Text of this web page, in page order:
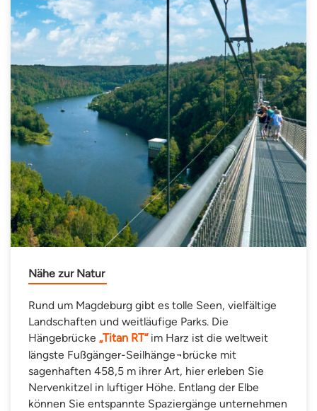
Nähe zur Natur
Rund um Magdeburg gibt es tolle Seen, vielfältige
Landschaften und weitläufige Parks. Die
Hängebrücke „Titan RT“im Harz ist die weltweit
längste Fußgänger-Seilhänge¬brücke mit
sagenhaften 458,5 m ihrer Art, hier erleben Sie
Nervenkitzel in luftiger Höhe. Entlang der Elbe
können Sie entspannte Spaziergänge unternehmen